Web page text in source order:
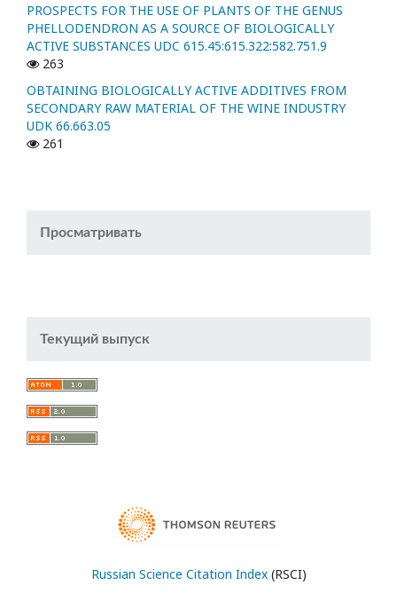
PROSPECTS FOR THE USE OF PLANTS OF THE GENUS
PHELLODENDRON AS A SOURCE OF BIOLOGICALLY
ACTIVE SUBSTANCES UDC 615.45:615.322:582.751.9
263
OBTAINING BIOLOGICALLY ACTIVE ADDITIVES FROM
SECONDARY RAW MATERIAL OF THE WINE INDUSTRY
UDK 66.663.05
261
Просматривать
Текущий выпуск
Russian Science Citation Index(RSCI)